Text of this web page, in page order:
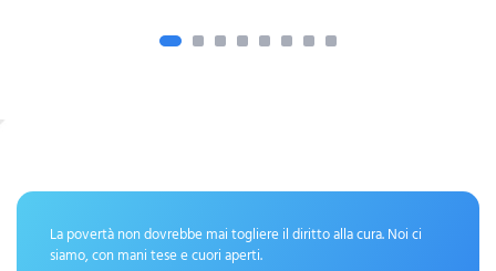
La povertà non dovrebbe mai togliere il diritto alla cura. Noi ci
siamo, con mani tese e cuori aperti.